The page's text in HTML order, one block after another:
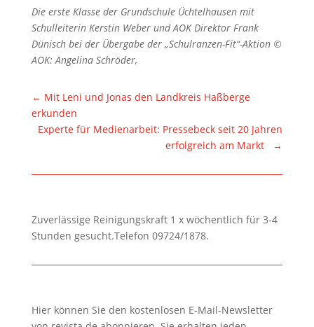
Die erste Klasse der Grundschule Üchtelhausen mit
Schulleiterin Kerstin Weber und AOK Direktor Frank
Dünisch bei der Übergabe der „Schulranzen-Fit“-Aktion ©
AOK: Angelina Schröder,
← Mit Leni und Jonas den Landkreis Haßberge
erkunden
Experte für Medienarbeit: Pressebeck seit 20 Jahren
erfolgreich am Markt
→
Zuverlässige Reinigungskraft 1 x wöchentlich für 3-4
Stunden gesucht.Telefon 09724/1878.
Hier können Sie den kostenlosen E-Mail-Newsletter